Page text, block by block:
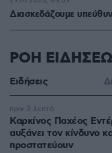
Διασκεδάζουμε
ΡΟΗ
Ειδήσεις
Καρκίνος Παχέος
αυξάνει τον κίνδυνο
προστατεύουν
πριν 3 λεπτά